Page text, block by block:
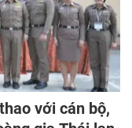
với cán bộ,